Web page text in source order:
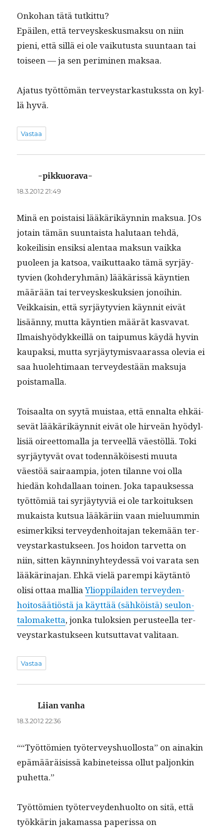
Onko­han tätä tutkittu?
Epäilen, että ter­veyskeskus­mak­su on niin
pieni, että sil­lä ei ole vaiku­tus­ta suun­taan tai
toiseen — ja sen per­im­i­nen maksaa.
Aja­tus työt­tömän ter­veystarkas­tukss­ta on kyl­
lä hyvä.
Vastaa
-pikkuorava-
18.3.2012 21:49
Minä en pois­taisi lääkärikäyn­nin mak­sua. JOs
jotain tämän suun­taista halu­taan tehdä,
kokeil­isin ensik­si alen­taa mak­sun vaik­ka
puoleen ja kat­soa, vaikut­taako tämä syr­jäy­
tyvien (kohderyh­män) lääkäris­sä käyn­tien
määrään tai ter­veyskeskuk­sien jonoi­hin.
Veikkaisin, että syr­jäy­tyvien käyn­nit eivät
lisään­ny, mut­ta käyn­tien määrät kas­va­vat.
Ilmaishyödykkeil­lä on taipumus käy­dä hyvin
kau­pak­si, mut­ta syr­jäy­tymis­vaaras­sa ole­via ei
saa huole­hti­maan ter­vey­destään mak­su­ja
poistamalla.
Toisaal­ta on syytä muis­taa, että ennal­ta ehkäi­
sevät lääkärikäyn­nit eivät ole hirveän hyödyl­
lisiä oireet­toma­l­la ja ter­veel­lä väestöl­lä. Toki
syr­jäy­tyvät ovat toden­näköis­es­ti muu­ta
väestöä sairaampia, joten tilanne voi olla
hiedän kohdal­laan toinen. Joka tapauk­ses­sa
työt­tömiä tai syr­jäy­tyviä ei ole tarkoituk­sen
mukaista kut­sua lääkäri­in vaan mielu­um­min
esimerkik­si ter­vey­den­hoita­jan tekemään ter­
veystarkas­tuk­seen. Jos hoidon tarvet­ta on
niin, sit­ten käyn­niny­htey­dessä voi vara­ta sen
lääkäri­na­jan. Ehkä vielä parem­pi käytän­tö
olisi ottaa malliaYliop­pi­laiden ter­vey­den­
hoitosäätiöstä ja käyt­tää (sähköistä) seu­lon­
talo­maket­ta, jon­ka tulok­sien perus­teel­la ter­
veystarkas­tuk­seen kut­sut­ta­vat valitaan.
Vastaa
Liian vanha
18.3.2012 22:36
““Työt­tömien työter­veyshuol­losta” on ainakin
epämääräi­sis­sä kabi­neteis­sa ollut paljonkin
puhetta.”
Työt­tömien työter­vey­den­huolto on sitä, että
työkkärin jaka­mas­sa paperis­sa on